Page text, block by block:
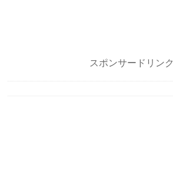
スポンサードリンク